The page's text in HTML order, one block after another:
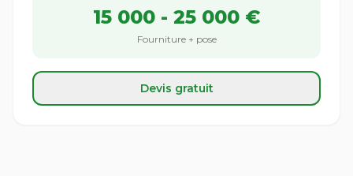
15 000 - 25 000 €
Fourniture + pose
Devis gratuit